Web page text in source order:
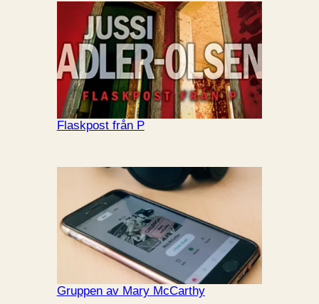
Flaskpost från P
Gruppen av Mary McCarthy